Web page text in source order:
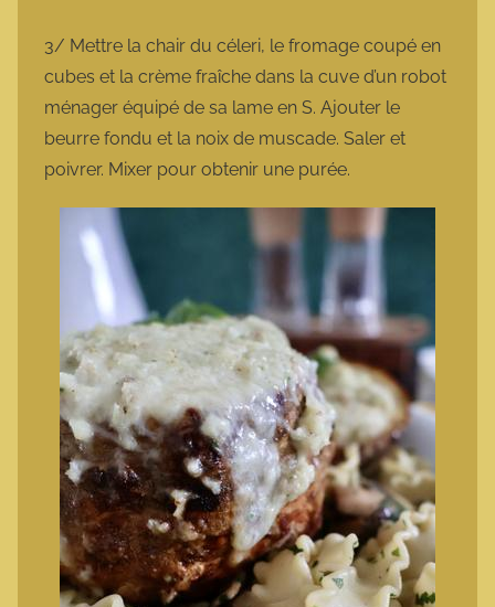
3/ Mettre la chair du céleri, le fromage coupé en
cubes et la crème fraîche dans la cuve d’un robot
ménager équipé de sa lame en S. Ajouter le
beurre fondu et la noix de muscade. Saler et
poivrer. Mixer pour obtenir une purée.